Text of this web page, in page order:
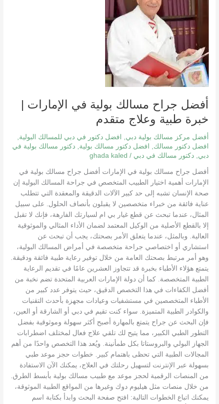
أفضل جراح مسالك بولية في الإمارات |
خبرة طبية وعلاج متقدم
أفضل مركز مسالك بولية دبي افضل دكتور في دبي للمسالك البولية
افضل دكتور مسالك
افضل دكتور مسالك بولية ,دكتور مسالك بولية في
دبي ,دكتور مسالك في دبي /
ghada kaled
أفضل جراح مسالك بولية في الإمارات أفضل جراح مسالك بولية في
الإمارات أهمية اختيار الطبيب المتخصص في جراحة المسالك البولية إن
صحة الإنسان تشبه إلى حد كبير الآلات الدقيقة والمعقدة التي تتطلب
عناية فائقة من خبراء متخصصين لا يقبلون بأنصاف الحلول. على سبيل
المثال، عندما تبحث عن قطع غيار بي ام لسيارتك الفارهة، فإنك لا تقبل
إلا بالقطع الأصلية من الوكيل المعتمد لضمان الأداء المثالي والموثوقية
العالية. وبالمثل، عندما يتعلق الأمر بصحتك، يجب أن تبحث عن
استشاري أو اختصاصي جراحة متخصصة في أمراض المسالك البولية،
وهو أمر مرتبط بصحتك العامة من خلال توفير رعاية طبية فائقة ودقيقة.
يتمتع هؤلاء الأطباء بخبرة قد تتجاوز العشرين عامًا في تقديم الرعاية
الطبية المتخصصة. كما أن دولة الإمارات العربية المتحدة تضم نخبة من
أفضل الكفاءات في هذا التخصص الدقيق، حيث يتوفر عدد كبير من
الأطباء المتخصصين في مستشفيات وعيادات مجهزة بأحدث التقنيات
والكوادر الطبية المتميزة. سواء كنت تقيم في دبي أو الشارقة أو العين،
فإن البحث عن جراح يتمتع بالمهارة أصبح أكثر سهولة وموثوقية بفضل
التطور الطبي الكبير، مما يتيح لك تلقي علاج فعال لمختلف اضطرابات
الجهاز البولي والبروستاتا بكل طمأنينة. ويُعد هذا التخصص واحدًا من أهم
المجالات الطبية التي تحظى باهتمام كبير. خطوات حجز موعد طبي
بسهولة عبر الإنترنت لتسهيل رحلتك في العلاج، يمكنك الآن الاستفادة
من المنصات الرقمية لحجز موعد مع طبيب مسالك بولية بأبسط الطرق.
من خلال منصات مثل هيليوم دوك وغيرها من المواقع الطبية الموثوقة،
يمكنك اتباع الخطوات التالية: افتح صفحة البحث وابدأ بكتابة اسم
الإمارات
خبرة
طبية
وعلاج
متقدم